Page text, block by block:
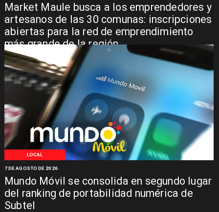
Market Maule busca a los emprendedores y
artesanos de las 30 comunas: inscripciones
abiertas para la red de emprendimiento
más grande de la región
LOCAL
Mundo Móvil se consolida en segundo lugar
del ranking de portabilidad numérica de
Subtel
7 DE AGOSTO DE 2026